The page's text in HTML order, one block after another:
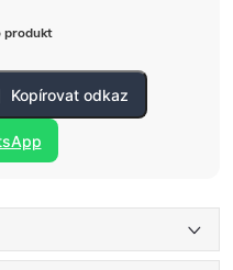
produkt
Kopírovat odkaz